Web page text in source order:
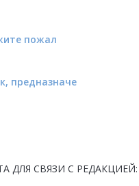
пожал
предназначе
ДЛЯ СВЯЗИ С РЕДАКЦИЕЙ: